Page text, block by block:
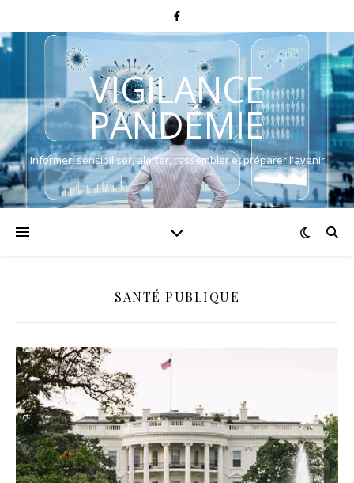
VIGILANCE
PANDÉMIE
Informer, sensibiliser, alerter, rassembler et préparer l'avenir
SANTÉ PUBLIQUE